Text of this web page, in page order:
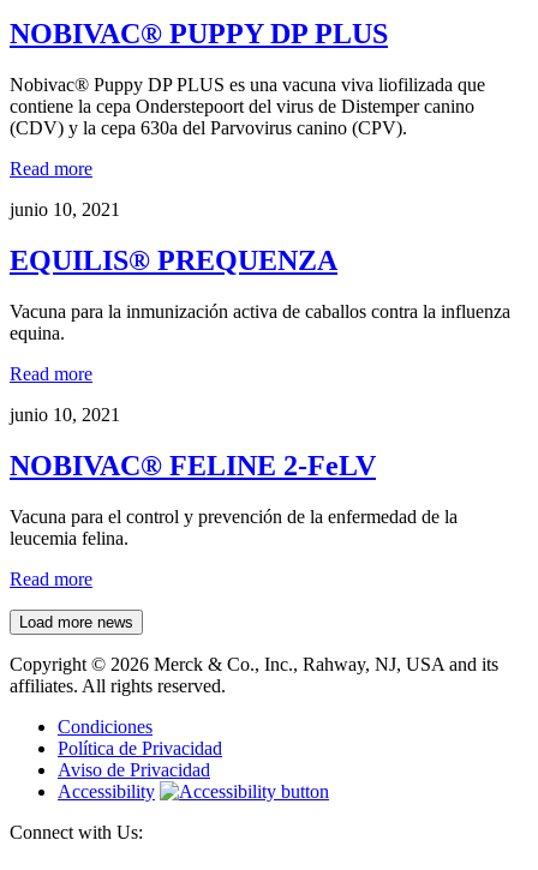
NOBIVAC® PUPPY DP PLUS
Nobivac® Puppy DP PLUS es una vacuna viva liofilizada que
contiene la cepa Onderstepoort del virus de Distemper canino
(CDV) y la cepa 630a del Parvovirus canino (CPV).
Read more
junio 10, 2021
EQUILIS® PREQUENZA
Vacuna para la inmunización activa de caballos contra la influenza
equina.
Read more
junio 10, 2021
NOBIVAC® FELINE 2-FeLV
Vacuna para el control y prevención de la enfermedad de la
leucemia felina.
Read more
Load more news
Copyright © 2026 Merck & Co., Inc., Rahway, NJ, USA and its
affiliates. All rights reserved.
Condiciones
Política de Privacidad
Aviso de Privacidad
Accessibility
Connect with Us: